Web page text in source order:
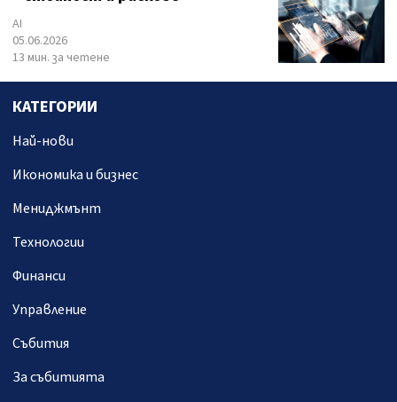
AI
05.06.2026
13 мин. за четене
КАТЕГОРИИ
Най-нови
Икономика и бизнес
Мениджмънт
Технологии
Финанси
Управление
Събития
За събитията